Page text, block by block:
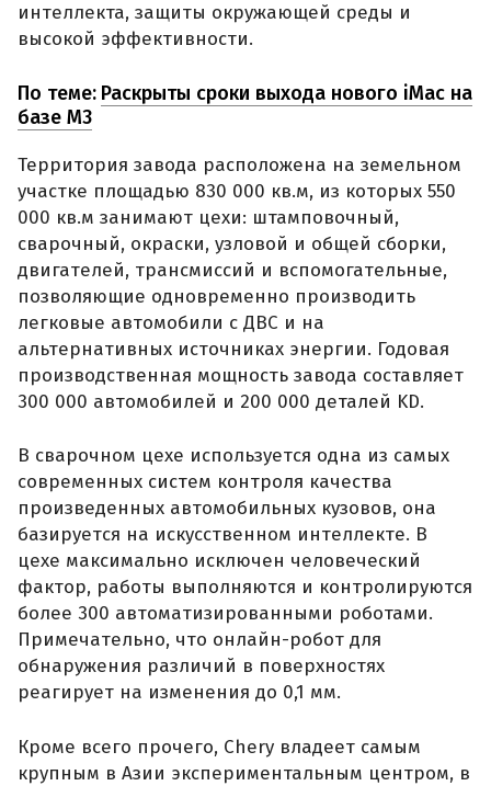
интеллекта, защиты окружающей среды и
высокой эффективности.
По теме: Раскрыты сроки выхода нового iMac на
базе M3
Территория завода расположена на земельном
участке площадью 830 000 кв.м, из которых 550
000 кв.м занимают цехи: штамповочный,
сварочный, окраски, узловой и общей сборки,
двигателей, трансмиссий и вспомогательные,
позволяющие одновременно производить
легковые автомобили с ДВС и на
альтернативных источниках энергии. Годовая
производственная мощность завода составляет
300 000 автомобилей и 200 000 деталей KD.
В сварочном цехе используется одна из самых
современных систем контроля качества
произведенных автомобильных кузовов, она
базируется на искусственном интеллекте. В
цехе максимально исключен человеческий
фактор, работы выполняются и контролируются
более 300 автоматизированными роботами.
Примечательно, что онлайн-робот для
обнаружения различий в поверхностях
реагирует на изменения до 0,1 мм.
Кроме всего прочего, Chery владеет самым
крупным в Азии экспериментальным центром, в